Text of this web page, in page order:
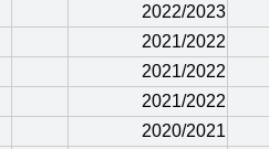
2022/2023
2021/2022
2021/2022
2021/2022
2020/2021